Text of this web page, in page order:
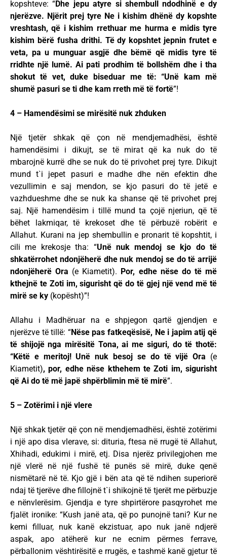
kopshteve: “Dhe jepu atyre si shembull ndodhinë e dy
njerëzve. Njërit prej tyre Ne i kishim dhënë dy kopshte
vreshtash, që i kishim rrethuar me hurma e midis tyre
kishim bërë fusha drithi. Të dy kopshtet jepnin frutet e
veta, pa u munguar asgjë dhe bëmë që midis tyre të
rridhte një lumë. Ai pati prodhim të bollshëm dhe i tha
shokut të vet, duke biseduar me të: “Unë kam më
shumë pasuri se ti dhe kam rreth më të fortë”!
4 – Hamendësimi se mirësitë nuk zhduken
Një tjetër shkak që çon në mendjemadhësi, është
hamendësimi i dikujt, se të mirat që ka nuk do të
mbarojnë kurrë dhe se nuk do të privohet prej tyre. Dikujt
mund t`i jepet pasuri e madhe dhe nën efektin dhe
vezullimin e saj mendon, se kjo pasuri do të jetë e
vazhdueshme dhe se nuk ka shanse që të privohet prej
saj. Një hamendësim i tillë mund ta çojë njeriun, që të
bëhet lakmiqar, të krekoset dhe të përbuzë robërit e
Allahut. Kurani na jep shembullin e pronarit të kopshtit, i
cili me krekosje tha: “Unë nuk mendoj se kjo do të
shkatërrohet ndonjëherë dhe nuk mendoj se do të arrijë
ndonjëherë Ora (e Kiametit). Por, edhe nëse do të më
kthejnë te Zoti im, sigurisht që do të gjej një vend më të
mirë se ky (kopësht)”!
Allahu i Madhëruar na e shpjegon qartë gjendjen e
njerëzve të tillë: “Nëse pas fatkeqësisë, Ne i japim atij që
të shijojë nga mirësitë Tona, ai me siguri, do të thotë:
“Këtë e meritoj! Unë nuk besoj se do të vijë Ora (e
Kiametit), por, edhe nëse kthehem te Zoti im, sigurisht
që Ai do të më japë shpërblimin më të mirë”.
5 – Zotërimi i një vlere
Një shkak tjetër që çon në mendjemadhësi, është zotërimi
i një apo disa vlerave, si: dituria, ftesa në rrugë të Allahut,
Xhihadi, edukimi i mirë, etj. Disa njerëz privilegjohen me
një vlerë në një fushë të punës së mirë, duke qenë
nismëtarë në të. Kjo gjë i bën ata që të ndihen superiorë
ndaj të tjerëve dhe fillojnë t`i shikojnë të tjerët me përbuzje
e nënvlerësim. Gjendja e tyre shpirtërore pasqyrohet me
fjalët ironike: “Kush janë ata, që po punojnë tani? Kur ne
kemi filluar, nuk kanë ekzistuar, apo nuk janë ndjerë
aspak, apo atëherë kur ne ecnim përmes ferrave,
përballonim vështirësitë e rrugës, e tashmë kanë gjetur të